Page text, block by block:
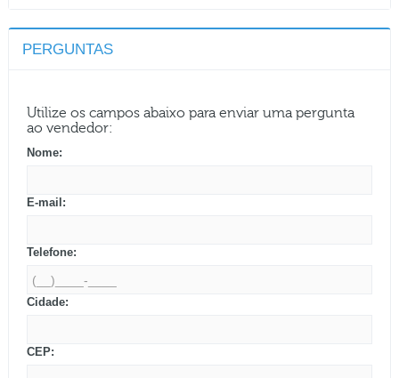
PERGUNTAS
Utilize os campos abaixo para enviar uma pergunta
ao vendedor:
Nome:
E-mail:
Telefone:
Cidade:
CEP: